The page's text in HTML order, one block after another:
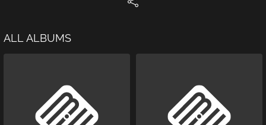
ALL ALBUMS